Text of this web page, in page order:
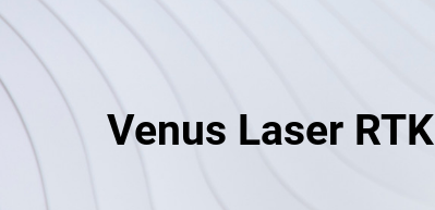
Venus Laser RTK